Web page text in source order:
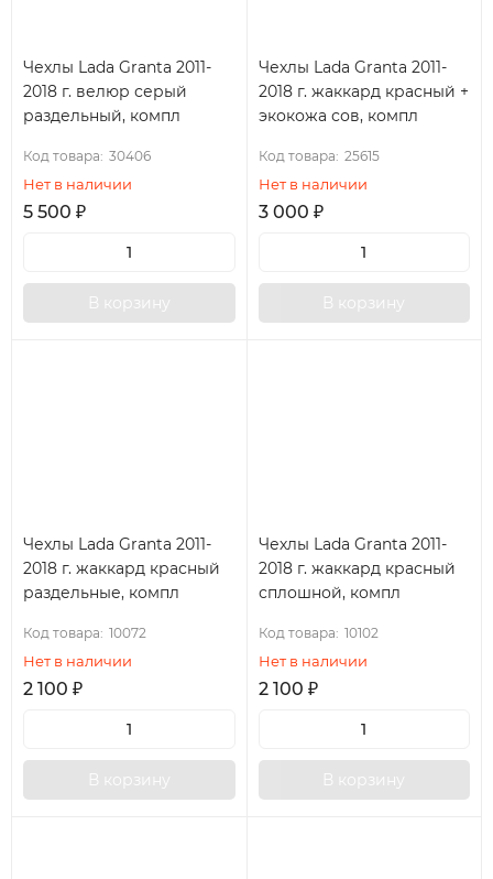
Чехлы Lada Granta 2011-
2018 г. велюр серый
раздельный, компл
Код товара: 30406
Нет в наличии
5 500 ₽
В корзину
Чехлы Lada Granta 2011-
2018 г. жаккард красный +
экокожа сов, компл
Код товара: 25615
Нет в наличии
3 000 ₽
В корзину
Чехлы Lada Granta 2011-
2018 г. жаккард красный
раздельные, компл
Код товара: 10072
Нет в наличии
2 100 ₽
В корзину
Чехлы Lada Granta 2011-
2018 г. жаккард красный
сплошной, компл
Код товара: 10102
Нет в наличии
2 100 ₽
В корзину